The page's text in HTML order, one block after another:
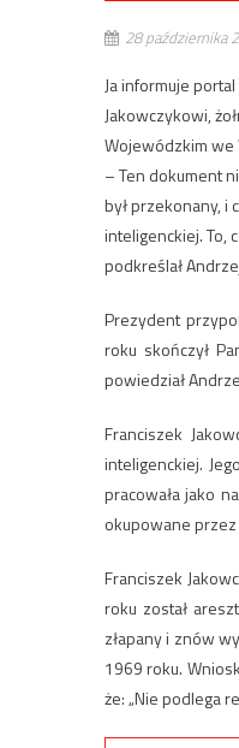
28 października
Ja informuje
Jakowczykowi,
Wojewódzkim we
– Ten dokument
był przekonany, i
inteligenckiej. To,
podkreślał
Prezydent
roku skończył
powiedział
Franciszek
inteligenckiej.
pracowała jako
okupowane
Franciszek
roku został
złapany i znów
1969 roku.
że: „Nie podlega